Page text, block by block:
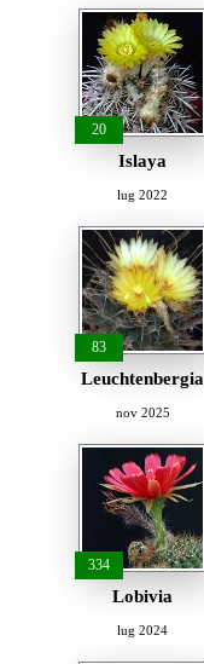
20
Islaya
lug 2022
83
Leuchtenbergia
nov 2025
334
Lobivia
lug 2024